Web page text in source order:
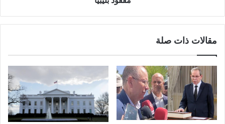
مقالات ذات صلة